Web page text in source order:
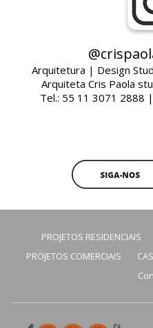
Arquitetura | Design
Arquiteta Cris Paola
Tel.: 55 11 3071 2888
PROJETOS RESIDENCIAIS
PROJETOS COMERCIAIS